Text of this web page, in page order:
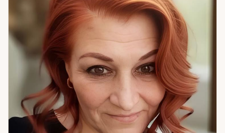
нужно именно сейчас. Если вам тяжело, страшно или
непонятно — и вы не знаете, с чего начать — приходите.
Начнём с того, что есть.